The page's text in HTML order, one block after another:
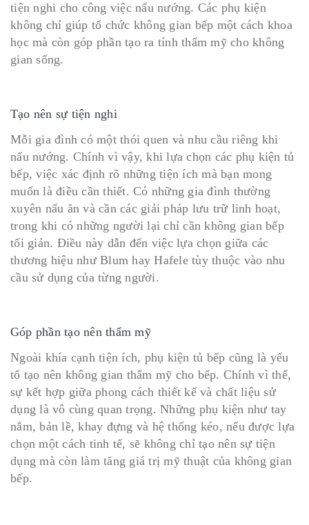
tiện nghi cho công việc nấu nướng. Các phụ kiện
không chỉ giúp tổ chức không gian bếp một cách khoa
học mà còn góp phần tạo ra tính thẩm mỹ cho không
gian sống.
Tạo nên sự tiện nghi
Mỗi gia đình có một thói quen và nhu cầu riêng khi
nấu nướng. Chính vì vậy, khi lựa chọn các phụ kiện tủ
bếp, việc xác định rõ những tiện ích mà bạn mong
muốn là điều cần thiết. Có những gia đình thường
xuyên nấu ăn và cần các giải pháp lưu trữ linh hoạt,
trong khi có những người lại chỉ cần không gian bếp
tối giản. Điều này dẫn đến việc lựa chọn giữa các
thương hiệu như Blum hay Hafele tùy thuộc vào nhu
cầu sử dụng của từng người.
Góp phần tạo nên thẩm mỹ
Ngoài khía cạnh tiện ích, phụ kiện tủ bếp cũng là yếu
tố tạo nên không gian thẩm mỹ cho bếp. Chính vì thế,
sự kết hợp giữa phong cách thiết kế và chất liệu sử
dụng là vô cùng quan trọng. Những phụ kiện như tay
nắm, bản lề, khay đựng và hệ thống kéo, nếu được lựa
chọn một cách tinh tế, sẽ không chỉ tạo nên sự tiện
dụng mà còn làm tăng giá trị mỹ thuật của không gian
bếp.